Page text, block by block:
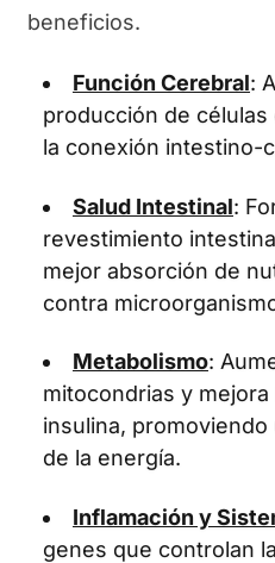
beneficios.
Función Cerebral:
producción de
la conexión intestino-
Salud Intestinal:
revestimiento
mejor absorción de
contra
Metabolismo:
mitocondrias y mejora
insulina,
de la energía.
Inflamación y
genes que controlan